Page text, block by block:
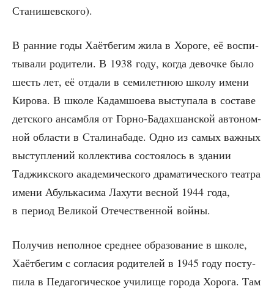
Станишевского).
В ран­ние годы Хаёт­бе­гим жила в Хоро­ге, её вос­пи­
ты­ва­ли роди­те­ли. В 1938 году, когда девоч­ке было
шесть лет, её отда­ли в семи­лет­нюю шко­лу име­ни
Киро­ва. В шко­ле Кадам­шо­е­ва высту­па­ла в соста­ве
дет­ско­го ансам­бля от Гор­но-Бадах­шан­ской авто­ном­
ной обла­сти в Ста­ли­на­ба­де. Одно из самых важ­ных
выступ­ле­ний кол­лек­ти­ва состо­я­лось в зда­нии
Таджик­ско­го ака­де­ми­че­ско­го дра­ма­ти­че­ско­го теат­ра
име­ни Абуль­ка­си­ма Лаху­ти вес­ной 1944 года,
в пери­од Вели­кой Оте­че­ствен­ной войны.
Полу­чив непол­ное сред­нее обра­зо­ва­ние в шко­ле,
Хаёт­бе­гим с согла­сия роди­те­лей в 1945 году посту­
пи­ла в Педа­го­ги­че­ское учи­ли­ще горо­да Хоро­га. Там